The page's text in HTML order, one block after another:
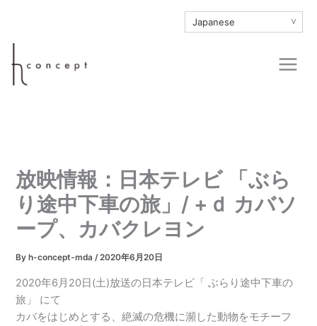
∨
放映情報：日本テレビ 「ぶら
り途中下車の旅」/ +ｄ カバソ
ープ、カバクレヨン
By h-concept-mda/2020年6月20日
2020年6月20日(土)放送の日本テレビ「 ぶらり途中下車の
旅」 にて
カバをはじめとする、絶滅の危機に瀕した動物をモチーフ